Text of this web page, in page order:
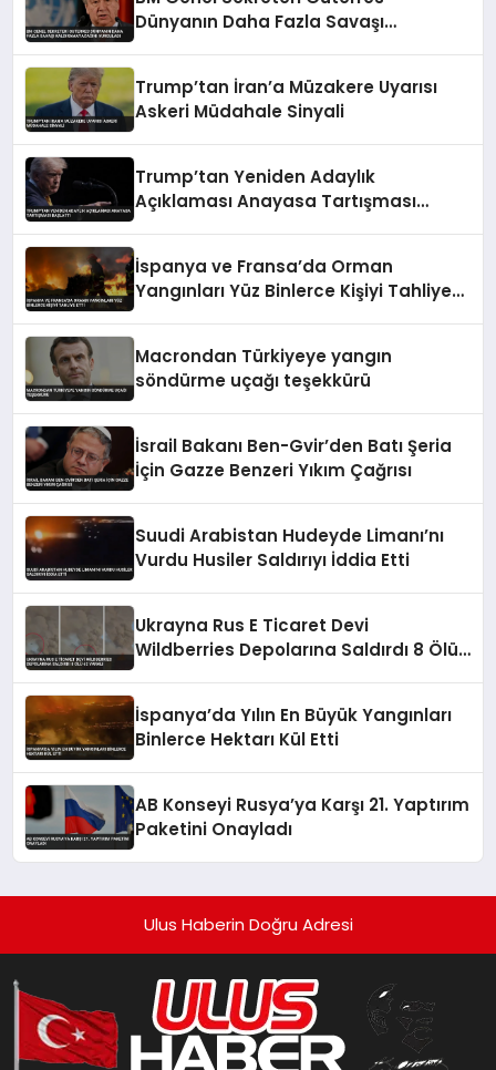
Dünyanın Daha Fazla Savaşı
Trump’tan İran’a Müzakere Uyarısı
Askeri Müdahale Sinyali
Trump’tan Yeniden Adaylık
Açıklaması Anayasa Tartışması
İspanya ve Fransa’da Orman
Yangınları Yüz Binlerce Kişiyi Tahliye
Macrondan Türkiyeye yangın
söndürme uçağı teşekkürü
İsrail Bakanı Ben-Gvir’den Batı Şeria
İçin Gazze Benzeri Yıkım Çağrısı
Suudi Arabistan Hudeyde Limanı’nı
Vurdu Husiler Saldırıyı İddia Etti
Ukrayna Rus E Ticaret Devi
Wildberries Depolarına Saldırdı 8 Ölü
İspanya’da Yılın En Büyük Yangınları
Binlerce Hektarı Kül Etti
AB Konseyi Rusya’ya Karşı 21. Yaptırım
Paketini Onayladı
Ulus Haberin Doğru Adresi